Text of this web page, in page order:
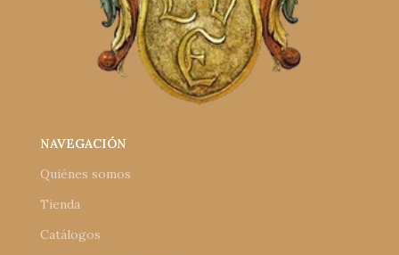
NAVEGACIÓN
Quiénes somos
Tienda
Catálogos